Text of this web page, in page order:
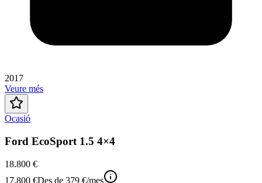
2017
Veure més
Ocasió
Ford EcoSport 1.5 4×4
18.800 €
17.800 €Des de 379 €/mes